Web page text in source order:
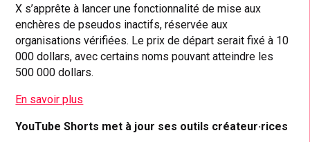
X s’apprête à lancer une fonctionnalité de mise aux
enchères de pseudos inactifs, réservée aux
organisations vérifiées. Le prix de départ serait fixé à 10
000 dollars, avec certains noms pouvant atteindre les
500 000 dollars.
En savoir plus
YouTube Shorts met à jour ses outils créateur·rices